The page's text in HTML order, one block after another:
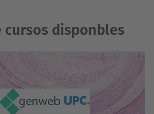
cursos disponbles